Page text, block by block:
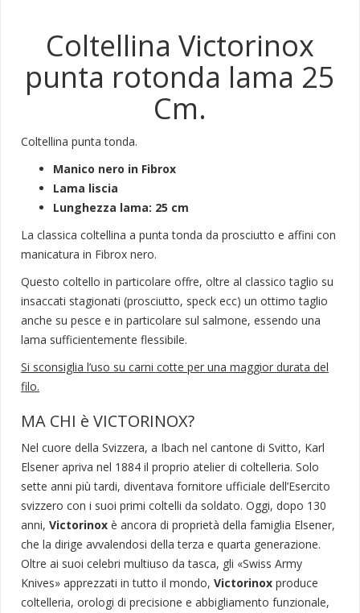
Coltellina Victorinox
punta rotonda lama 25
Cm.
Coltellina punta tonda.
Manico nero in Fibrox
Lama liscia
Lunghezza lama: 25 cm
La classica coltellina a punta tonda da prosciutto e affini con
manicatura in Fibrox nero.
Questo coltello in particolare offre, oltre al classico taglio su
insaccati stagionati (prosciutto, speck ecc) un ottimo taglio
anche su pesce e in particolare sul salmone, essendo una
lama sufficientemente flessibile.
Si sconsiglia l’uso su carni cotte per una maggior durata del
filo.
MA CHI è VICTORINOX?
Nel cuore della Svizzera, a Ibach nel cantone di Svitto, Karl
Elsener apriva nel 1884 il proprio atelier di coltelleria. Solo
sette anni più tardi, diventava fornitore ufficiale dell’Esercito
svizzero con i suoi primi coltelli da soldato. Oggi, dopo 130
anni, Victorinox è ancora di proprietà della famiglia Elsener,
che la dirige avvalendosi della terza e quarta generazione.
Oltre ai suoi celebri multiuso da tasca, gli «Swiss Army
Knives» apprezzati in tutto il mondo, Victorinox produce
coltelleria, orologi di precisione e abbigliamento funzionale,